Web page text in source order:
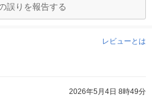
誤りを報告する
レビューとは
2026年5月4日 8時49分